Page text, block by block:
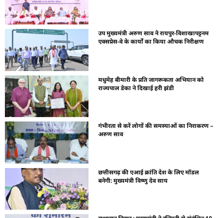
उप मुख्यमंत्री अरुण साव ने रायपुर-विशाखापट्टनम
एक्सप्रेस-वे के कार्यों का किया औचक निरीक्षण
मधुमेह बीमारी के प्रति जागरूकता अभियान को
राज्यपाल डेका ने दिखाई हरी झंडी
गंभीरता से करें लोगों की समस्याओं का निराकरण –
अरुण साव
छत्तीसगढ़ की एआई क्रांति देश के लिए मॉडल
बनेगी: मुख्यमंत्री विष्णु देव साय